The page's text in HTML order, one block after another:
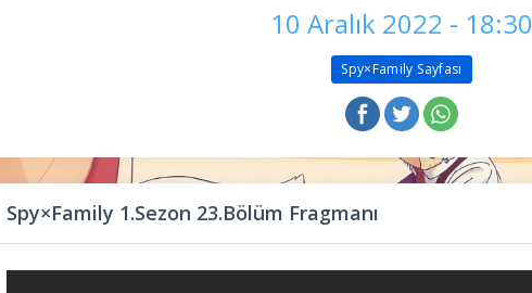
10 Aralık 2022 - 18:30
Spy×Family Sayfası
Spy×Family 1.Sezon 23.Bölüm Fragmanı